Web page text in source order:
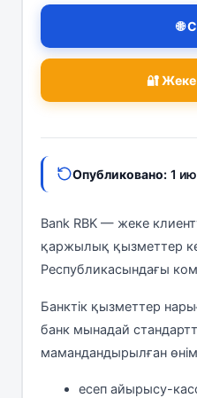
🌐
🔐 Жеке
Опубликовано: 1
Bank RBK — жеке
қаржылық қызметтер
Республикасындағы
Банктік қызметтер
банк мынадай
мамандандырылған
есеп айырысу-